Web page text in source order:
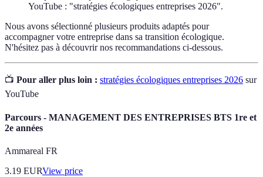
YouTube : "stratégies écologiques entreprises 2026".
Nous avons sélectionné plusieurs produits adaptés pour
accompagner votre entreprise dans sa transition écologique.
N'hésitez pas à découvrir nos recommandations ci-dessous.
📺 Pour aller plus loin : stratégies écologiques entreprises 2026 sur
YouTube
Parcours - MANAGEMENT DES ENTREPRISES BTS 1re et
2e années
Ammareal FR
3.19 EURView price